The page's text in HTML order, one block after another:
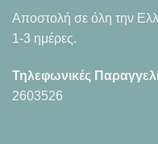
Αποστολή σε όλη την
1-3 ημέρες.
Τηλεφωνικές
2603526